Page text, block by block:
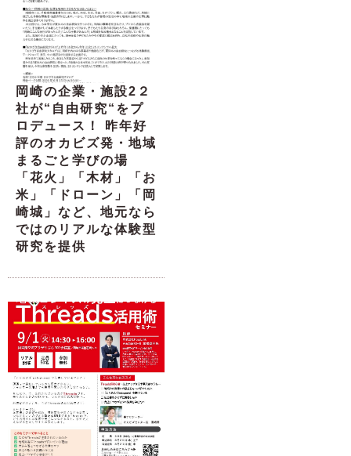
岡崎の企業・施設2２
社が“自由研究“をプ
ロデュース！ 昨年好
評のオカビズ発・地域
まるごと学びの場
「花火」「木材」「お
米」「ドローン」「岡
崎城」など、地元なら
ではのリアルな体験型
研究を提供